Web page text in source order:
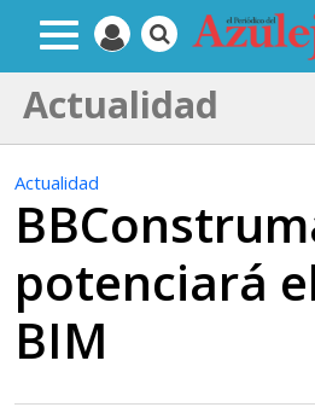
Actualidad
Actualidad
potenciará
BIM